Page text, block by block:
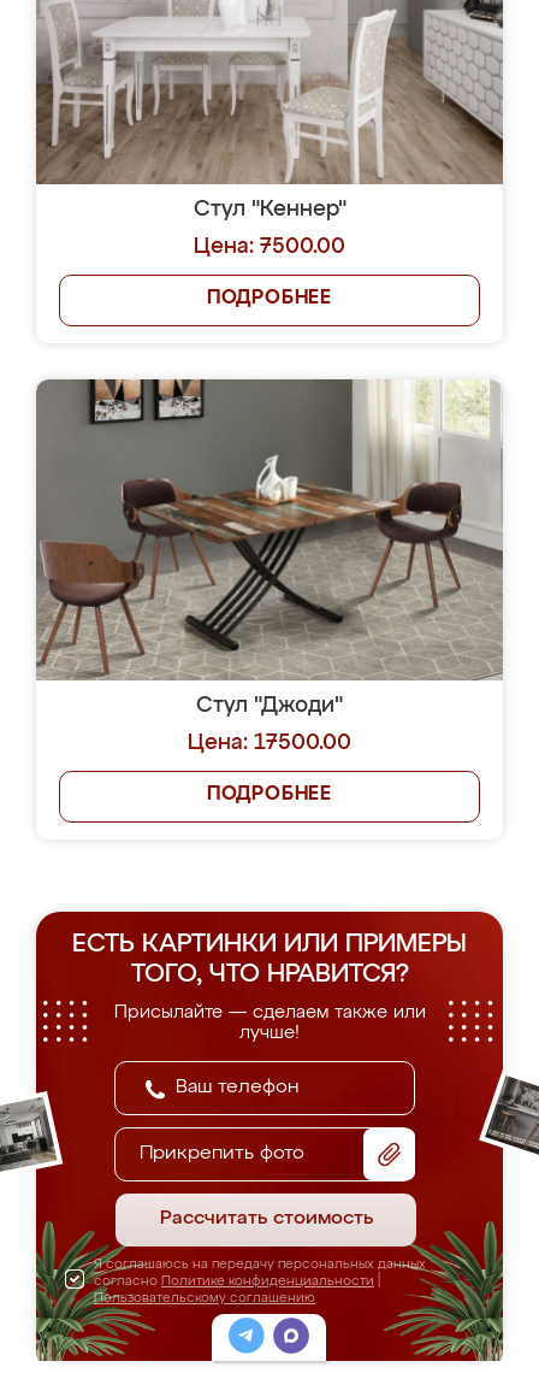
Стул "Кеннер"
Цена: 7500.00
ПОДРОБНЕЕ
Стул "Джоди"
Цена: 17500.00
ПОДРОБНЕЕ
ЕСТЬ КАРТИНКИ ИЛИ ПРИМЕРЫ
ТОГО, ЧТО НРАВИТСЯ?
Присылайте — сделаем также или
лучше!
Прикрепить фото
Рассчитать стоимость
Я соглашаюсь на передачу персональных данных
согласно Политике конфиденциальности
Пользовательскому соглашению